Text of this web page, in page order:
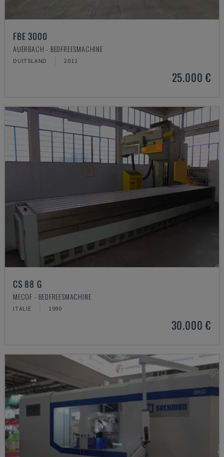
FBE 3000
AUERBACH - BEDFREESMACHINE
DUITSLAND 2011
25.000 €
CS 88 G
MECOF - BEDFREESMACHINE
ITALIË 1990
30.000 €